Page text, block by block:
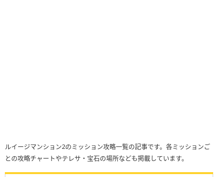
ルイージマンション2のミッション攻略一覧の記事です。各ミッションご
との攻略チャートやテレサ・宝石の場所なども掲載しています。